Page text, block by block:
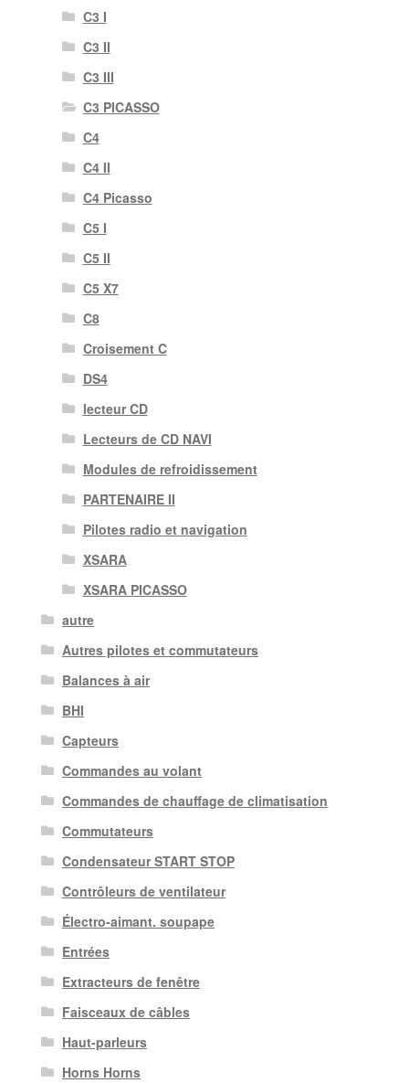
C3 I
C3 II
C3 III
C3 PICASSO
C4
C4 II
C4 Picasso
C5 I
C5 II
C5 X7
C8
Croisement C
DS4
lecteur CD
Lecteurs de CD NAVI
Modules de refroidissement
PARTENAIRE II
Pilotes radio et navigation
XSARA
XSARA PICASSO
autre
Autres pilotes et commutateurs
Balances à air
BHI
Capteurs
Commandes au volant
Commandes de chauffage de climatisation
Commutateurs
Condensateur START STOP
Contrôleurs de ventilateur
Électro-aimant. soupape
Entrées
Extracteurs de fenêtre
Faisceaux de câbles
Haut-parleurs
Horns Horns